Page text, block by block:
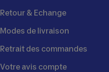
Retour & Echange
Modes de livraison
Retrait des commandes
Votre avis compte